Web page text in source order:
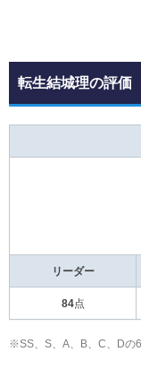
転生結城理の評価
リーダー
84点
※SS、S、A、B、C、Dの